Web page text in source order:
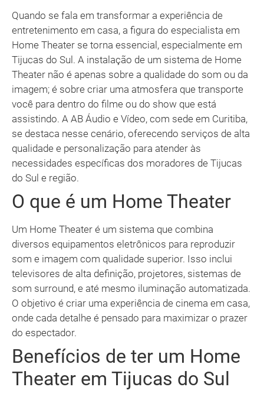
Quando se fala em transformar a experiência de
entretenimento em casa, a figura do especialista em
Home Theater se torna essencial, especialmente em
Tijucas do Sul. A instalação de um sistema de Home
Theater não é apenas sobre a qualidade do som ou da
imagem; é sobre criar uma atmosfera que transporte
você para dentro do filme ou do show que está
assistindo. A AB Áudio e Vídeo, com sede em Curitiba,
se destaca nesse cenário, oferecendo serviços de alta
qualidade e personalização para atender às
necessidades específicas dos moradores de Tijucas
do Sul e região.
O que é um Home Theater
Um Home Theater é um sistema que combina
diversos equipamentos eletrônicos para reproduzir
som e imagem com qualidade superior. Isso inclui
televisores de alta definição, projetores, sistemas de
som surround, e até mesmo iluminação automatizada.
O objetivo é criar uma experiência de cinema em casa,
onde cada detalhe é pensado para maximizar o prazer
do espectador.
Benefícios de ter um Home
Theater em Tijucas do Sul